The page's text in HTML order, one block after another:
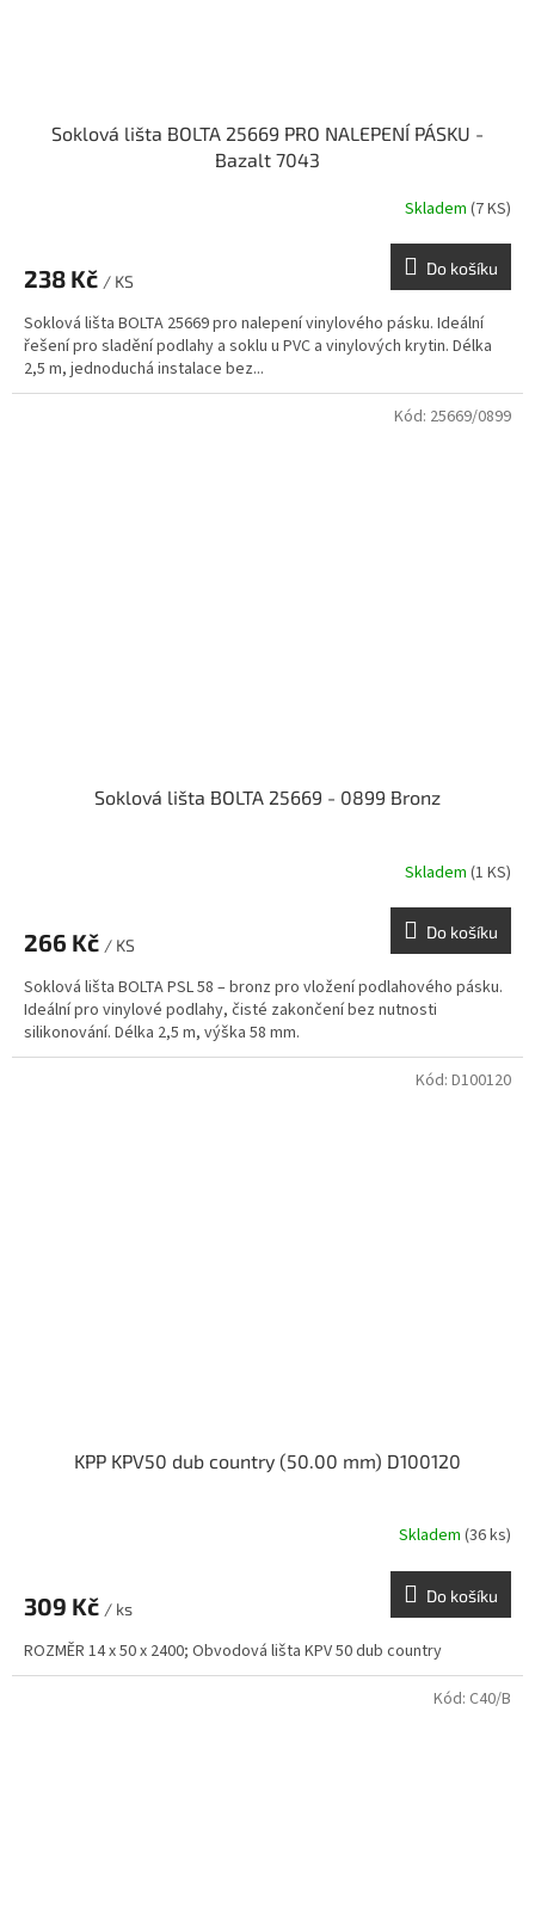
Soklová lišta BOLTA 25669 PRO NALEPENÍ PÁSKU -
Bazalt 7043
Skladem (7 KS)
238 Kč / KS
Do košíku
Soklová lišta BOLTA 25669 pro nalepení vinylového pásku. Ideální
řešení pro sladění podlahy a soklu u PVC a vinylových krytin. Délka
2,5 m, jednoduchá instalace bez...
Soklová lišta BOLTA 25669 - 0899 Bronz
Skladem (1 KS)
266 Kč / KS
Do košíku
Soklová lišta BOLTA PSL 58 – bronz pro vložení podlahového pásku.
Ideální pro vinylové podlahy, čisté zakončení bez nutnosti
silikonování. Délka 2,5 m, výška 58 mm.
Kód: 25669/0899
KPP KPV50 dub country (50.00 mm) D100120
Skladem (36 ks)
309 Kč / ks
Do košíku
ROZMĚR 14 x 50 x 2400; Obvodová lišta KPV 50 dub country
Kód: D100120
Kód: C40/B